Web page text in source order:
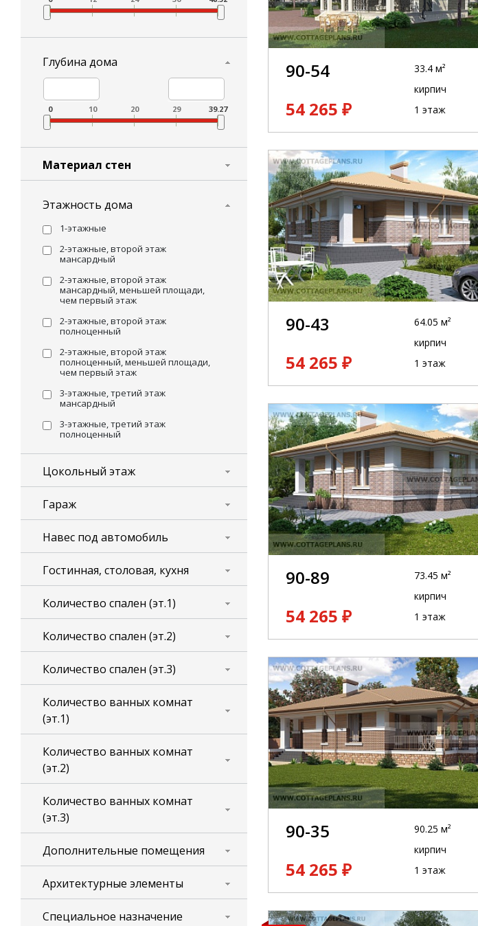
Глубина дома
0 10 20 29 39.27
Материал стен
Этажность дома
1-этажные
2-этажные, второй этаж
мансардный
2-этажные, второй этаж
мансардный, меньшей площади,
чем первый этаж
2-этажные, второй этаж
полноценный
2-этажные, второй этаж
полноценный, меньшей площади,
чем первый этаж
3-этажные, третий этаж
мансардный
3-этажные, третий этаж
полноценный
Цокольный этаж
Гараж
Навес под автомобиль
Гостинная, столовая, кухня
Количество спален (эт.1)
Количество спален (эт.2)
Количество спален (эт.3)
Количество ванных комнат
(эт.1)
Количество ванных комнат
(эт.2)
Количество ванных комнат
(эт.3)
Дополнительные помещения
Архитектурные элементы
Специальное назначение
90-54
54 265 ₽
33.4 м²
кирпич
1 этаж
90-43
54 265 ₽
64.05 м²
кирпич
1 этаж
90-89
54 265 ₽
73.45 м²
кирпич
1 этаж
90-35
54 265 ₽
90.25 м²
кирпич
1 этаж